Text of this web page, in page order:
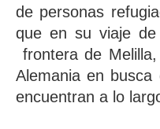
de personas
que en su viaje
frontera de
Alemania en
encuentran a lo